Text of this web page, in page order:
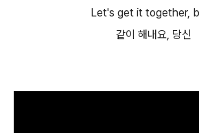
Let's get it together,
같이 해내요, 당신